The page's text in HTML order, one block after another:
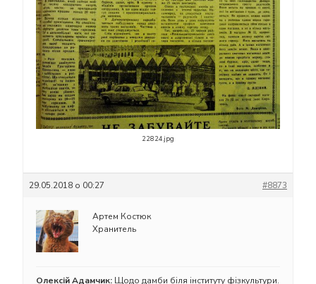
22824.jpg
29.05.2018 о 00:27 #8873
Артем Костюк
Хранитель
Олексій Адамчик: Щодо дамби біля інституту фізкультури.